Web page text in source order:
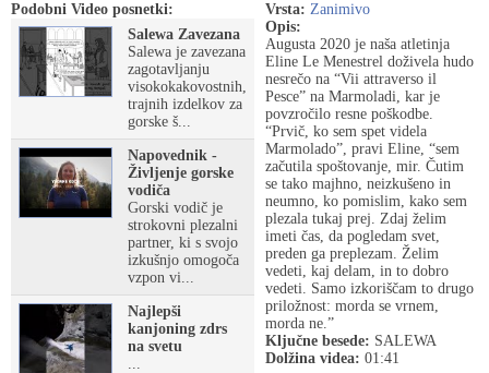
Podobni Video posnetki:
Salewa Zavezana
Salewa je zavezana
zagotavljanju
visokokakovostnih,
trajnih izdelkov za
gorske š...
Napovednik -
Življenje gorske
vodiča
Gorski vodič je
strokovni plezalni
partner, ki s svojo
izkušnjo omogoča
vzpon vi...
Najlepši
kanjoning zdrs
na svetu
...
Vrsta: Zanimivo
Opis:
Augusta 2020 je naša atletinja
Eline Le Menestrel doživela hudo
nesrečo na “Vii attraverso il
Pesce” na Marmoladi, kar je
povzročilo resne poškodbe.
“Prvič, ko sem spet videla
Marmolado”, pravi Eline, “sem
začutila spoštovanje, mir. Čutim
se tako majhno, neizkušeno in
neumno, ko pomislim, kako sem
plezala tukaj prej. Zdaj želim
imeti čas, da pogledam svet,
preden ga preplezam. Želim
vedeti, kaj delam, in to dobro
vedeti. Samo izkoriščam to drugo
priložnost: morda se vrnem,
morda ne.”
Ključne besede: SALEWA
Dolžina videa: 01:41